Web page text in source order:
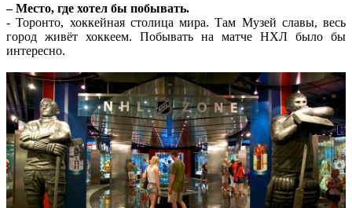
– Место, где хотел бы побывать.
- Торонто, хоккейная столица мира. Там Музей славы, весь
город живёт хоккеем. Побывать на матче НХЛ было бы
интересно.